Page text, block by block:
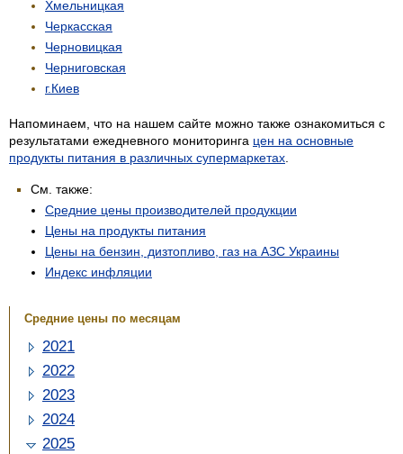
Хмельницкая
Черкасская
Черновицкая
Черниговская
г.Киев
Напоминаем, что на нашем сайте можно также ознакомиться с
результатами ежедневного мониторинга цен на основные
продукты питания в различных супермаркетах
См. также:
Средние цены производителей продукции
Цены на продукты питания
Цены на бензин, дизтопливо, газ на АЗС Украины
Индекс инфляции
Средние цены по месяцам
2021
2022
2023
2024
2025